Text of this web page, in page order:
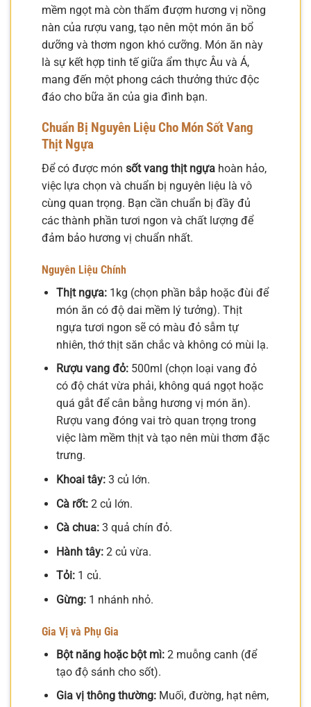
mềm ngọt mà còn thấm đượm hương vị nồng
nàn của rượu vang, tạo nên một món ăn bổ
dưỡng và thơm ngon khó cưỡng. Món ăn này
là sự kết hợp tinh tế giữa ẩm thực Âu và Á,
mang đến một phong cách thưởng thức độc
đáo cho bữa ăn của gia đình bạn.
Chuẩn Bị Nguyên Liệu Cho Món Sốt Vang
Thịt Ngựa
Để có được món sốt vang thịt ngựa hoàn hảo,
việc lựa chọn và chuẩn bị nguyên liệu là vô
cùng quan trọng. Bạn cần chuẩn bị đầy đủ
các thành phần tươi ngon và chất lượng để
đảm bảo hương vị chuẩn nhất.
Nguyên Liệu Chính
Thịt ngựa:1kg (chọn phần bắp hoặc đùi để
món ăn có độ dai mềm lý tưởng). Thịt
ngựa tươi ngon sẽ có màu đỏ sẫm tự
nhiên, thớ thịt săn chắc và không có mùi lạ.
Rượu vang đỏ:500ml (chọn loại vang đỏ
có độ chát vừa phải, không quá ngọt hoặc
quá gắt để cân bằng hương vị món ăn).
Rượu vang đóng vai trò quan trọng trong
việc làm mềm thịt và tạo nên mùi thơm đặc
trưng.
Khoai tây:3 củ lớn.
Cà rốt:2 củ lớn.
Cà chua:3 quả chín đỏ.
Hành tây:2 củ vừa.
Tỏi:1 củ.
Gừng:1 nhánh nhỏ.
Gia Vị và Phụ Gia
Bột năng hoặc bột mì:2 muỗng canh (để
tạo độ sánh cho sốt).
Gia vị thông thường:Muối, đường, hạt nêm,